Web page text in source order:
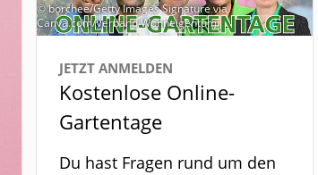
© borchee/Getty Images Signature via
Canva.com/Verband Wohneigentum
JETZT ANMELDEN
Kostenlose Online-
Gartentage
Du hast Fragen rund um den